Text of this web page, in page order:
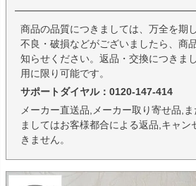
商品の品質につきましては、万全を期
不良・破損などがございましたら、商
知らせください。返品・交換につきま
用に限り可能です。
サポートダイヤル：0120-147-414
メーカー直送品,メーカー取り寄せ品,
ましてはお客様都合による返品,キャン
きません。